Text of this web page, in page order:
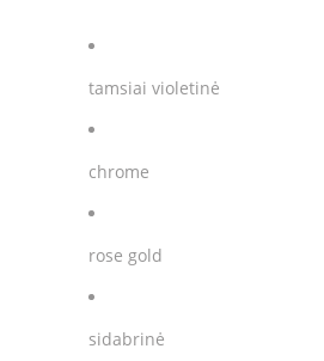
tamsiai violetinė
chrome
rose gold
sidabrinė